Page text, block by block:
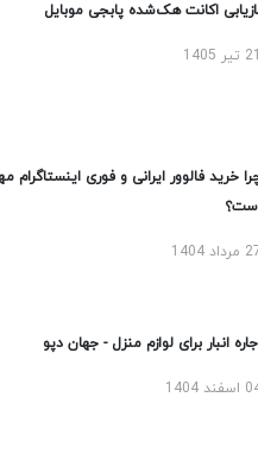
اکانت هک‌شده پابجی موبایل
خرید فالوور ایرانی و فوری اینستاگرام مهم
انبار برای لوازم منزل - جهان دپو